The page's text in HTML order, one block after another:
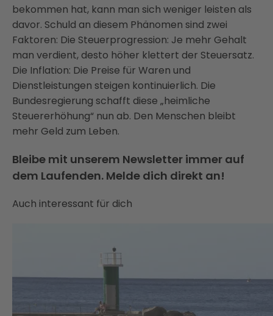
bekommen hat, kann man sich weniger leisten als
davor. Schuld an diesem Phänomen sind zwei
Faktoren: Die Steuerprogression: Je mehr Gehalt
man verdient, desto höher klettert der Steuersatz.
Die Inflation: Die Preise für Waren und
Dienstleistungen steigen kontinuierlich. Die
Bundesregierung schafft diese „heimliche
Steuererhöhung“ nun ab. Den Menschen bleibt
mehr Geld zum Leben.
Bleibe mit unserem Newsletter immer auf
dem Laufenden. Melde dich direkt an!
Auch interessant für dich